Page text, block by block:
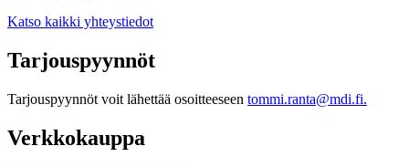
Katso kaikki yhteystiedot
Tarjouspyynnöt
Tarjouspyynnöt voit lähettää osoitteeseen tommi.ranta@mdi.fi.
Verkkokauppa